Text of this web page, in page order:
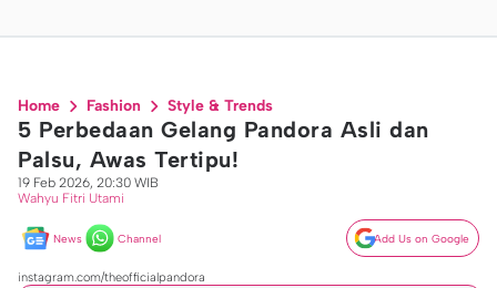
Home Fashion Style & Trends
5 Perbedaan Gelang Pandora Asli dan
Palsu, Awas Tertipu!
19 Feb 2026, 20:30 WIB
Wahyu Fitri Utami
News Channel Add Us on Google
instagram.com/theofficialpandora